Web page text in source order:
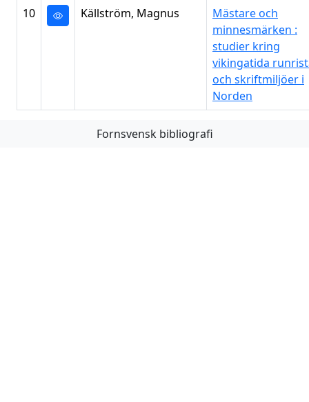
10
Källström, Magnus
Mästare och
minnesmärken :
studier kring
vikingatida
och skriftmiljöer i
Norden
Föregående Nästa
Fornsvensk bibliografi